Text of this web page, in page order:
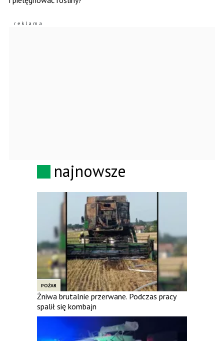
najnowsze
POŻAR
Żniwa brutalnie przerwane. Podczas pracy
spalił się kombajn